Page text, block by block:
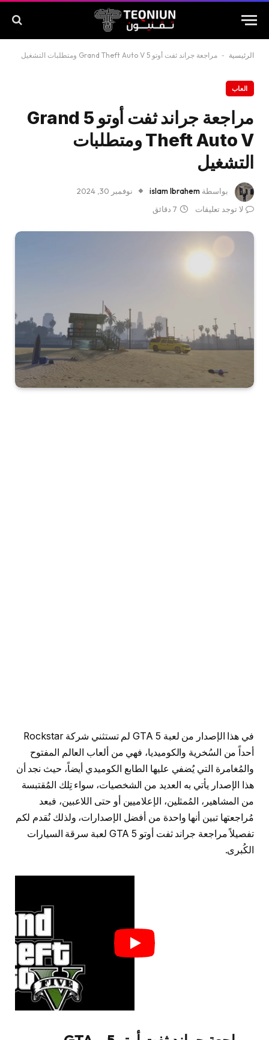
الرئيسية - مراجعة جراند ثفت أوتو 5 Grand Theft Auto V ومتطلبات التشغيل
العاب
مراجعة جراند ثفت أوتو 5 Grand
Theft Auto V ومتطلبات
التشغيل
بواسطة islam Ibrahem
نوفمبر 30, 2024
لا توجد تعليقات
7 دقائق
في هذا الإصدار من لعبة GTA 5 لم تستثني شركة Rockstar
أحداً من السُخرية والكوميديا، فهي من ألعاب العالم المفتوح
والمُغامرة التي يُضفي عليها الطابع الكوميدي أيضاً، حيث نجد أن
هذا الإصدار يأتي به العديد من الشخصيات، سواء تِلك المُقتبسة
من المشاهير، المُمثلين، الإعلاميين أو حتى اللاعبين، فبعد
مُراجعتها تبين أنها واحدة من أفضل الإصدارات، ولذلك نُقدم لكم
تفصيلاً مراجعة جراند ثفت أوتو 5 GTA لعبة سرقة السيارات
الكُبرى.